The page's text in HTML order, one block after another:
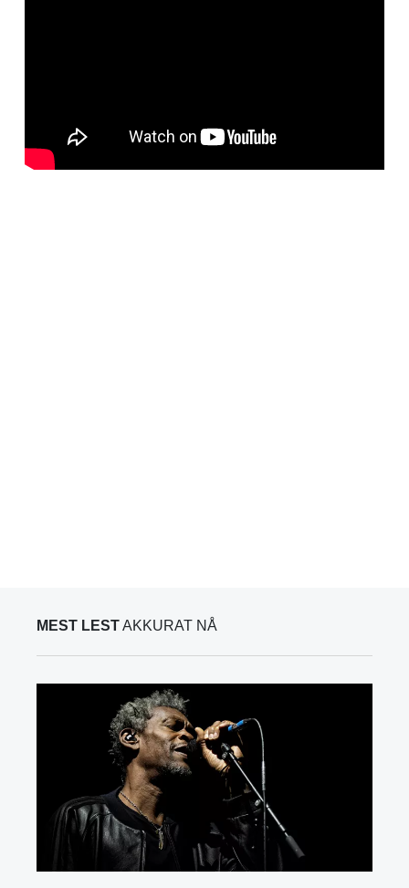
MEST LESTAKKURAT NÅ